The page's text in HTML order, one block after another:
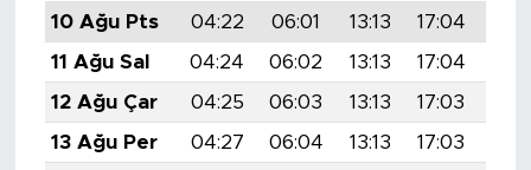
10 Ağu Pts
04:22 06:01 13:13 17:04
11 Ağu Sal
04:24 06:02 13:13 17:04
12 Ağu Çar
04:25 06:03 13:13 17:03
13 Ağu Per
04:27 06:04 13:13 17:03